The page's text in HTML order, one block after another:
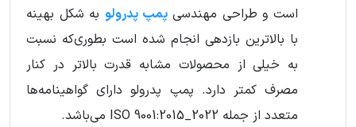
است و طراحی مهندسیپمپ پدرولو به شکل بهینه
با بالاترین بازدهی انجام شده است بطوری‌که نسبت
به خیلی از محصولات مشابه قدرت بالاتر در کنار
مصرف کمتر دارد. پمپ پدرولو دارای گواهینامه‌ها
متعدد از جمله ISO 9001:2015_2022 می‌باشد.